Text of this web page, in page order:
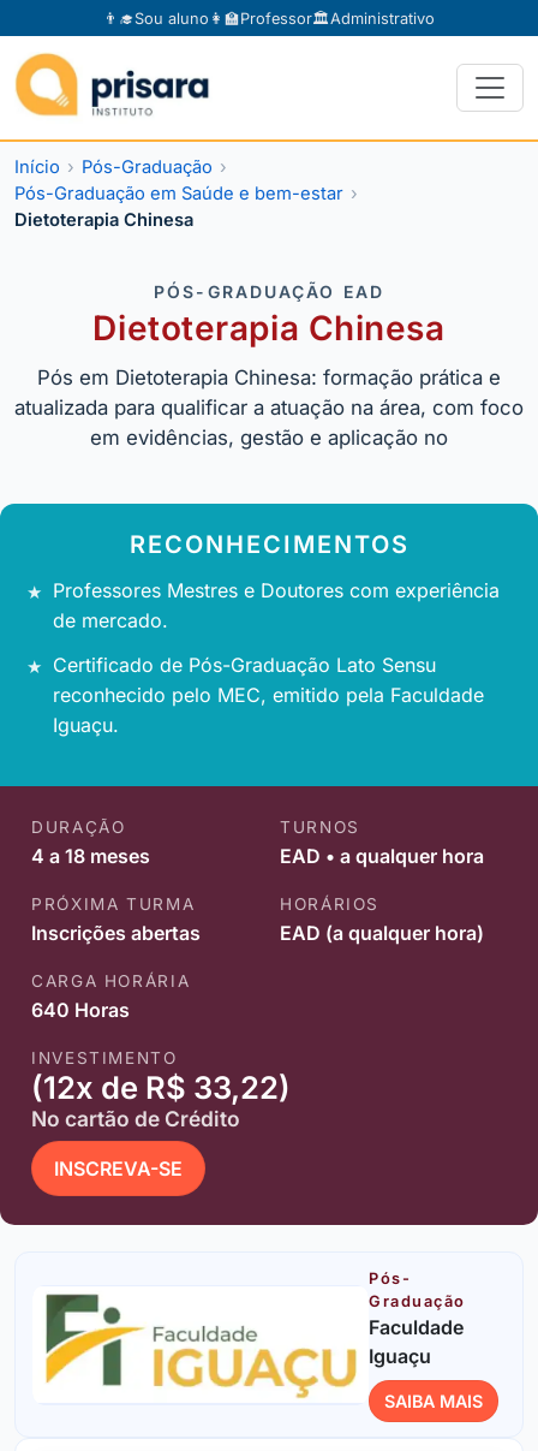
👨‍🎓Sou aluno 👩‍🏫Professor🏛️Administrativo
Início
Pós-Graduação
Pós-Graduação em Saúde e bem-estar
Dietoterapia Chinesa
PÓS-GRADUAÇÃO EAD
Dietoterapia Chinesa
Pós em Dietoterapia Chinesa: formação prática e
atualizada para qualificar a atuação na área, com foco
em evidências, gestão e aplicação no
RECONHECIMENTOS
Professores Mestres e Doutores com experiência
de mercado.
Certificado de Pós-Graduação Lato Sensu
reconhecido pelo MEC, emitido pela Faculdade
Iguaçu.
DURAÇÃO
4 a 18 meses
TURNOS
EAD • a qualquer hora
PRÓXIMA TURMA
Inscrições abertas
HORÁRIOS
EAD (a qualquer hora)
CARGA HORÁRIA
640 Horas
INVESTIMENTO
(12x de R$ 33,22)
No cartão de Crédito
INSCREVA-SE
Pós-
Graduação
Faculdade
Iguaçu
SAIBA MAIS